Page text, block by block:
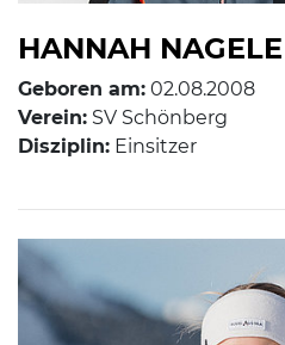
HANNAH NAGELE
Geboren am: 02.08.2008
Verein: SV Schönberg
Disziplin: Einsitzer